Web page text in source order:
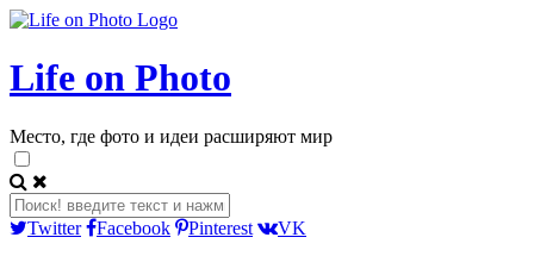
Life on Photo
Место, где фото и идеи расширяют мир
Twitter Facebook Pinterest
VK